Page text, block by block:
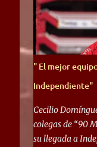
" El mejor
Independiente"
Cecilio
colegas de “90
su llegada a